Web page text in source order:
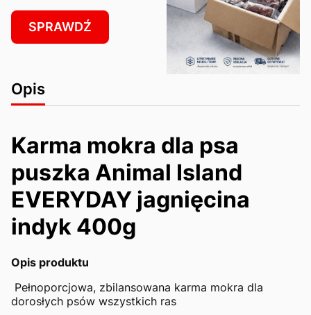
SPRAWDŹ
Opis
Karma mokra dla psa
puszka Animal Island
EVERYDAY jagnięcina
indyk 400g
Opis produktu
Pełnoporcjowa, zbilansowana karma mokra dla
dorosłych psów wszystkich ras